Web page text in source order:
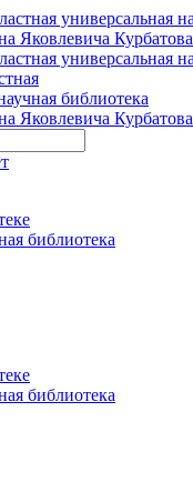
библиотека
Яковлевича Курбатова
библиотека
библиотека